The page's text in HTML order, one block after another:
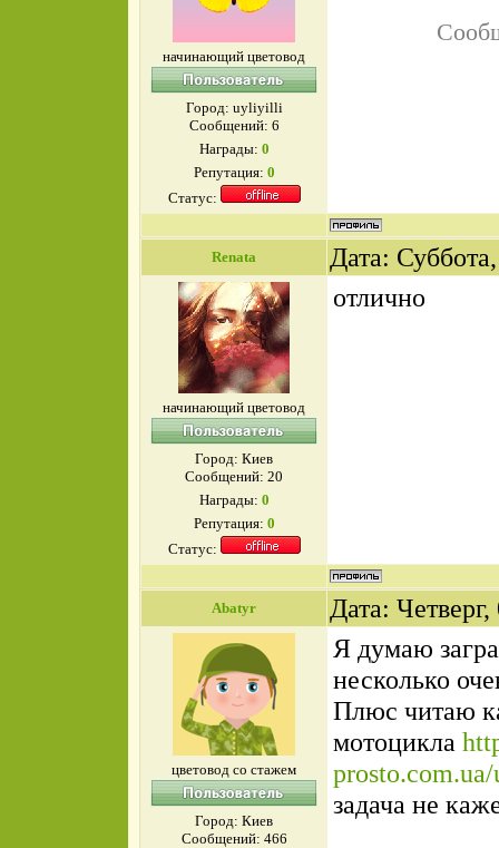
начинающий цветовод
Город: uyliyilli
Сообщений: 6
Награды: 0
Репутация: 0
Статус:
Renata Дата:
начинающий цветовод
Город: Киев
Сообщений: 20
Награды: 0
Репутация: 0
Статус:
отлично
Abatyr Дата:
цветовод со стажем
Город: Киев
Сообщений: 466
Я думаю
несколько
Плюс читаю
мотоцикла
задача не